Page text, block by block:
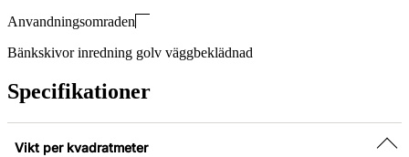
Anvandningsomraden
Bänkskivor inredning golv väggbeklädnad
Specifikationer
Vikt per kvadratmeter